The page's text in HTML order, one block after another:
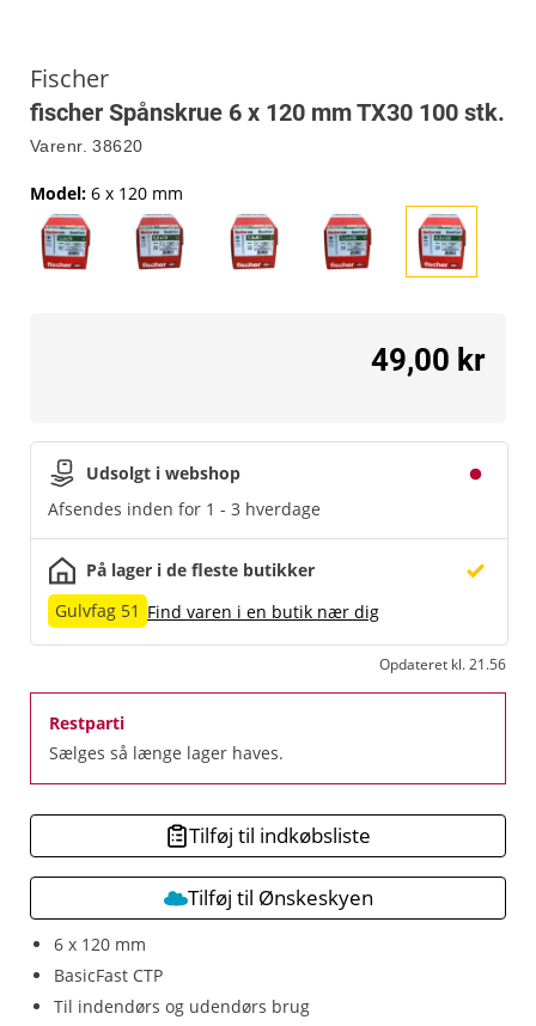
Fischer
fischer Spånskrue 6 x 120 mm TX30 100 stk.
Varenr. 38620
6 x 120 mm
BasicFast CTP
Til indendørs og udendørs brug
Model: 6 x 120 mm
Udsolgt i webshop
Afsendes inden for 1 - 3 hverdage
På lager i de fleste butikker
Gulvfag 51 Find varen i en butik nær dig
Opdateret kl. 21.56
Restparti
Sælges så længe lager haves.
49,00 kr
Tilføj til indkøbsliste
Tilføj til Ønskeskyen